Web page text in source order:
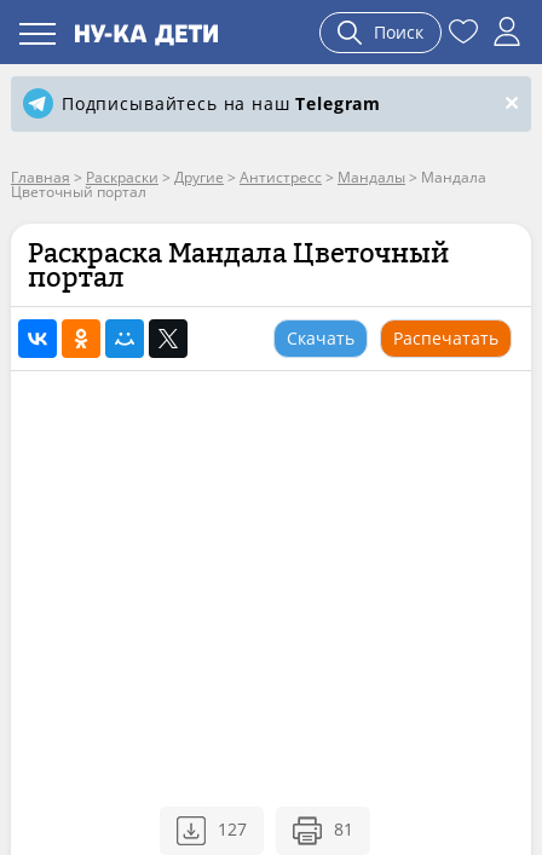
Поиск
Подписывайтесь на нашTelegram
Главная > Раскраски > Другие > Антистресс > Мандалы > Мандала
Цветочный портал
Раскраска Мандала Цветочный
портал
Скачать Распечатать
127 81